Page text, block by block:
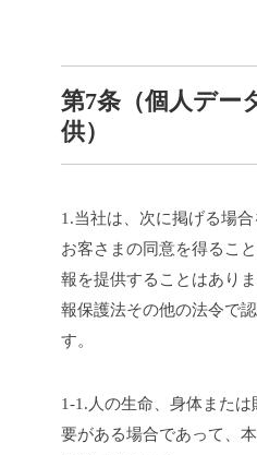
第7条（個人デー
供）
1.当社は、次に掲げる場
お客さまの同意を得るこ
報を提供することはあり
報保護法その他の法令で
す。
1-1.人の生命、身体また
要がある場合であって、